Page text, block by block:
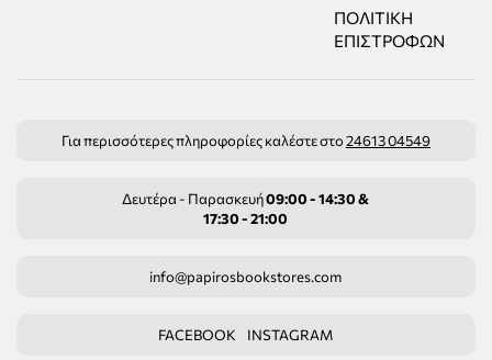
ΠΟΛΙΤΙΚΉ
ΕΠΙΣΤΡΟΦΏΝ
Για περισσότερες πληροφορίες καλέστε στο24613 04549
Δευτέρα - Παρασκευή09:00 - 14:30 &
17:30 - 21:00
info@papirosbookstores.com
FACEBOOK INSTAGRAM